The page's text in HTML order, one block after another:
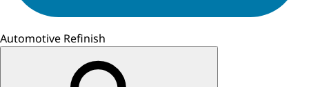
Automotive Refinish